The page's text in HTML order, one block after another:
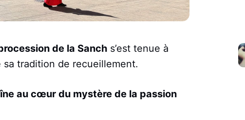
de la Sanch s’est tenue à
tradition de recueillement.
au cœur du mystère de la passion